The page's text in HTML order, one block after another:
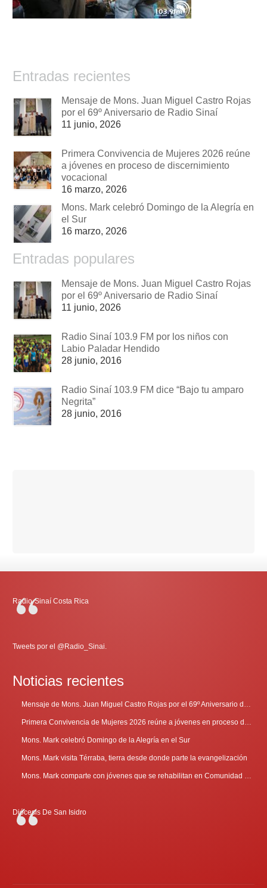
Entradas recientes
Mensaje de Mons. Juan Miguel Castro Rojas
por el 69º Aniversario de Radio Sinaí
11 junio, 2026
Primera Convivencia de Mujeres 2026 reúne
a jóvenes en proceso de discernimiento
vocacional
16 marzo, 2026
Mons. Mark celebró Domingo de la Alegría en
el Sur
16 marzo, 2026
Entradas populares
Mensaje de Mons. Juan Miguel Castro Rojas
por el 69º Aniversario de Radio Sinaí
11 junio, 2026
Radio Sinaí 103.9 FM por los niños con
Labio Paladar Hendido
28 junio, 2016
Radio Sinaí 103.9 FM dice “Bajo tu amparo
Negrita”
28 junio, 2016
Radio-Sinaí Costa Rica
Tweets por el @Radio_Sinai.
Noticias recientes
Mons. Mark celebró Domingo de la Alegría en el Sur
Mons. Mark visita Térraba, tierra desde donde parte la evangelización
Diócesis De San Isidro